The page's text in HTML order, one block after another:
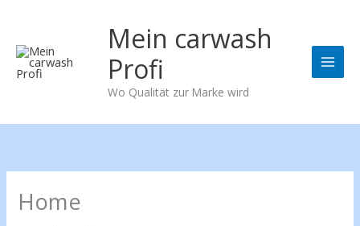
springen
Mein carwash
Profi
Wo Qualität zur Marke wird
Home